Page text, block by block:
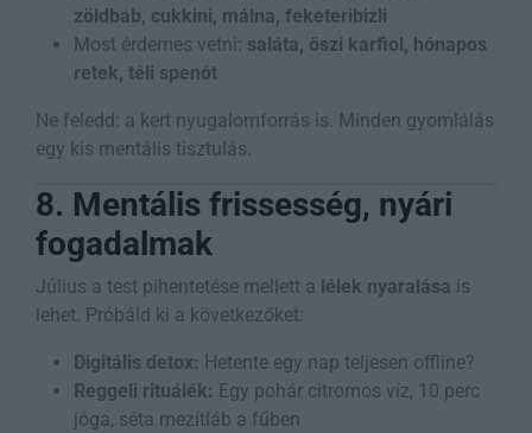
zöldbab, cukkini, málna, feketeribizli
Most érdemes vetni: saláta, őszi karfiol, hónapos
retek, téli spenót
Ne feledd: a kert nyugalomforrás is. Minden gyomlálás
egy kis mentális tisztulás.
8. Mentális frissesség, nyári
fogadalmak
Július a test pihentetése mellett a lélek nyaralása is
lehet. Próbáld ki a következőket:
Digitális detox: Hetente egy nap teljesen offline?
Reggeli rituálék: Egy pohár citromos víz, 10 perc
jóga, séta mezítláb a fűben